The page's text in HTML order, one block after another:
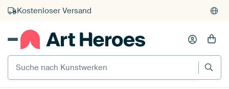
Individueller Druck auf Bestellung
Suche nach Kunstwerken